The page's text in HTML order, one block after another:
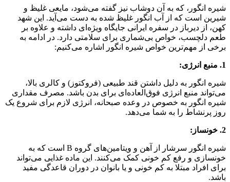
شیره انگور، که به آن دوشاب نیز گفته می‌شود، مایعی غلیظ و
شیرین است که از آب انگور غلیظ شده به دست می‌آید. این شهد
کهن، از دیرباز در سفره ایرانی جایگاه ویژه‌ای داشته و علاوه بر
طعم دلچسب، خواص بی‌شماری برای سلامتی دارد. در ادامه به
برخی از مهم‌ترین خواص شیره انگور اشاره می‌کنیم:
1. منبع انرژی:
شیره انگور به دلیل داشتن قند طبیعی (فروکتوز) و کالری بالا،
می‌تواند منبع انرژی فوق‌العاده‌ای برای بدن باشد. مصرف مقداری
شیره انگور به خصوص در وعده صبحانه، انرژی لازم برای شروع یک
روز پرنشاط را به شما می‌دهد.
2. خونساز:
شیره انگور سرشار از آهن و ویتامین‌های گروه B است که به
خونسازی و رفع کم خونی کمک می‌کنند. این ماده غذایی می‌تواند
برای افراد مبتلا به کم خونی و یا بانوان در دوران قاعدگی مفید
باشد.